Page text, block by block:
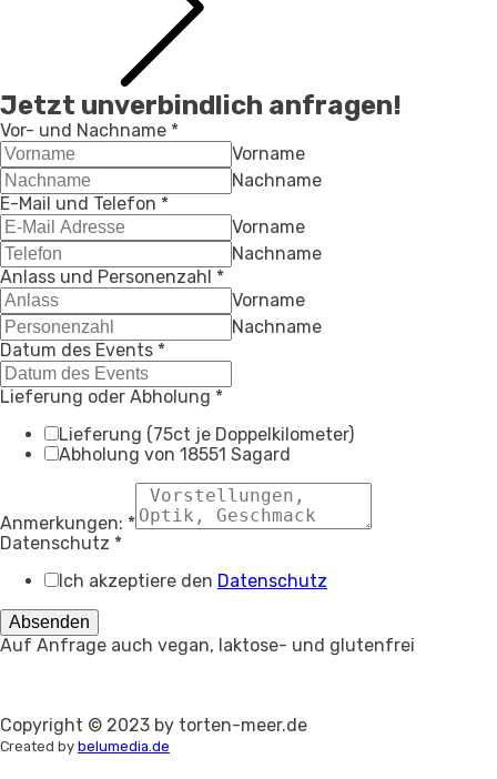
Jetzt unverbindlich anfragen!
Vor- und Nachname *
Vorname
Nachname
E-Mail und Telefon *
Vorname
Nachname
Anlass und Personenzahl *
Vorname
Nachname
Datum des Events *
Lieferung oder Abholung *
Lieferung (75ct je Doppelkilometer)
Abholung von 18551 Sagard
Anmerkungen: *
Datenschutz *
Ich akzeptiere den Datenschutz
Absenden
Auf Anfrage auch vegan, laktose- und glutenfrei
Copyright © 2023 by torten-meer.de
Created by belumedia.de